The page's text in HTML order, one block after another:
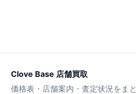
Clove Base 店舗買取
価格表・店舗案内・査定状況をま